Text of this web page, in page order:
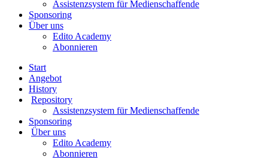
Assistenzsystem für Medienschaffende
Sponsoring
Über uns
Edito Academy
Abonnieren
Start
Angebot
History
Repository
Assistenzsystem für Medienschaffende
Sponsoring
Über uns
Edito Academy
Abonnieren